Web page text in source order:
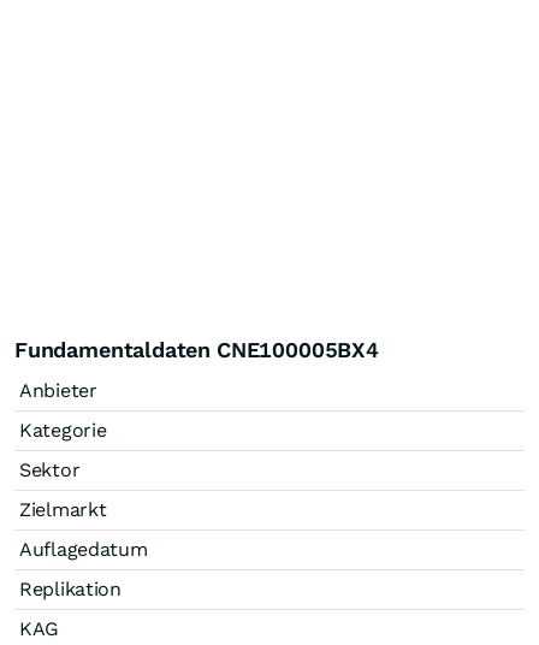
Fundamentaldaten CNE100005BX4
Anbieter
Kategorie
Sektor
Zielmarkt
Auflagedatum
Replikation
KAG